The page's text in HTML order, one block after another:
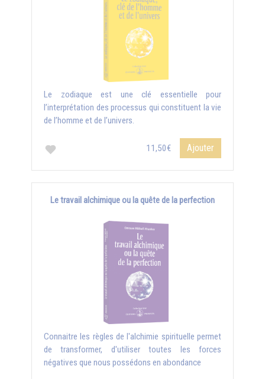
Le zodiaque est une clé essentielle pour
l’interprétation des processus qui constituent la vie
de l’homme et de l’univers.
11,50€ Ajouter
Le travail alchimique ou la quête de la perfection
Connaitre les règles de l'alchimie spirituelle permet
de transformer, d'utiliser toutes les forces
négatives que nous possédons en abondance